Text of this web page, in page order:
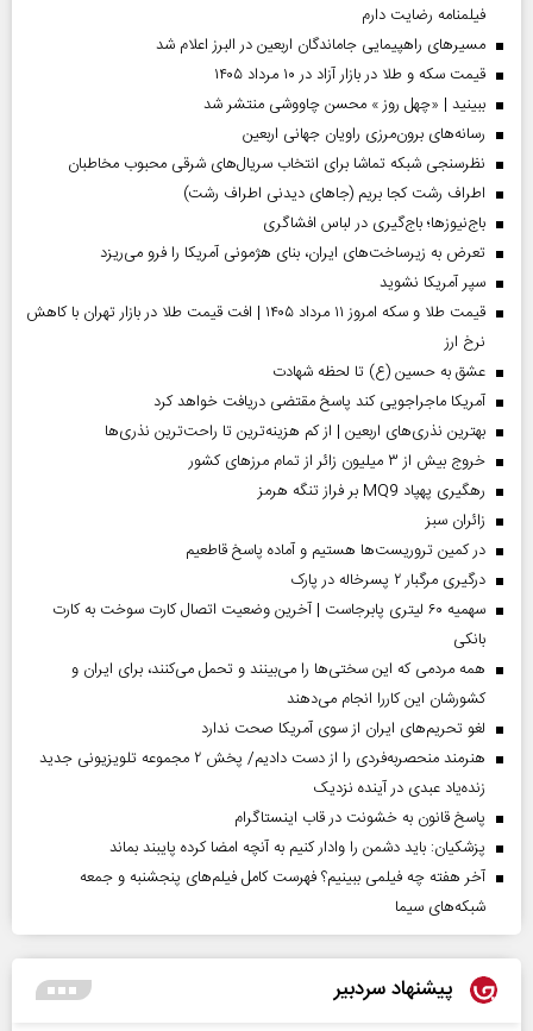
فیلمنامه رضایت دارم
مسیر‌های راهپیمایی جاماندگان اربعین در البرز اعلام شد
قیمت سکه و طلا در بازار آزاد در ۱۰ مرداد ۱۴۰۵
ببینید | «چهل روز » محسن چاووشی منتشر شد
رسانه‌های برون‌مرزی راویان جهانی اربعین
نظرسنجی شبکه تماشا برای انتخاب سریال‌های شرقی محبوب مخاطبان
اطراف رشت کجا بریم (جاهای دیدنی اطراف رشت)
باج‌نیوزها؛ باج‌گیری در لباس افشاگری
تعرض به زیرساخت‌های ایران، بنای هژمونی آمریکا را فرو می‌ریزد
سپر آمریکا نشوید
قیمت طلا و سکه امروز ۱۱ مرداد ۱۴۰۵ | افت قیمت طلا در بازار تهران با کاهش
نرخ ارز
عشق به حسین (ع) تا لحظه شهادت
آمریکا ماجراجویی کند پاسخ مقتضی دریافت خواهد کرد
بهترین نذری‌های اربعین | از کم هزینه‌ترین تا راحت‌ترین نذری‌ها
خروج بیش از ۳ میلیون زائر از تمام مرز‌های کشور
رهگیری پهپاد MQ9 بر فراز تنگه هرمز
‌زائران سبز
در کمین تروریست‌ها هستیم و آماده پاسخ قاطعیم
درگیری مرگبار ۲ پسرخاله در پارک
سهمیه ۶۰ لیتری پابرجاست | آخرین وضعیت اتصال کارت سوخت به کارت
بانکی
همه مردمی که این سختی‌ها را می‌بینند و تحمل می‌کنند، برای ایران و
کشورشان این کاررا انجام می‌دهند
لغو تحریم‌های ایران از سوی آمریکا صحت ندارد
هنرمند منحصر‌به‌فردی را از دست دادیم/ پخش ۲ مجموعه تلویزیونی جدید
زنده‌یاد عبدی در آینده نزدیک
پاسخ قانون به خشونت در قاب اینستاگرام
پزشکیان: باید دشمن را وادار کنیم به آنچه امضا کرده پایبند بماند
آخر هفته چه فیلمی ببینیم؟ فهرست کامل فیلم‌های پنجشنبه و جمعه
شبکه‌های سیما
پیشنهاد سردبیر